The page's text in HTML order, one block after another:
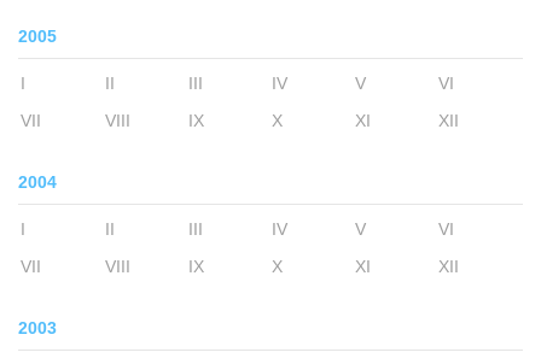
2005
I II III IV V
VI
VII
VIII IX X XI XII
2004
I II III IV V
VI
VII
VIII IX X XI XII
2003